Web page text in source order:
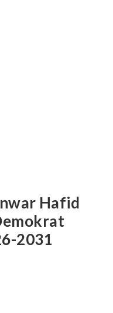
Hafid
2031